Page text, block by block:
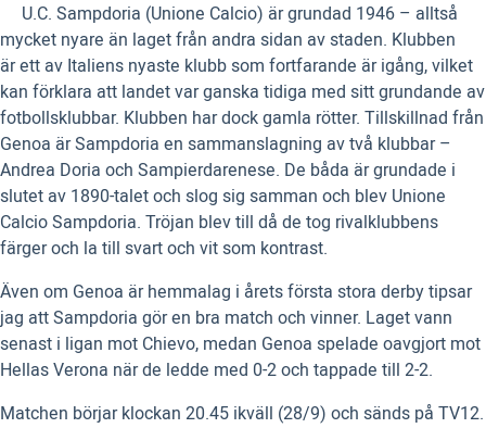
U.C. Sampdoria (Unione Calcio) är grundad 1946 – alltså
mycket nyare än laget från andra sidan av staden. Klubben
är ett av Italiens nyaste klubb som fortfarande är igång, vilket
kan förklara att landet var ganska tidiga med sitt grundande av
fotbollsklubbar. Klubben har dock gamla rötter. Tillskillnad från
Genoa är Sampdoria en sammanslagning av två klubbar –
Andrea Doria och Sampierdarenese. De båda är grundade i
slutet av 1890-talet och slog sig samman och blev Unione
Calcio Sampdoria. Tröjan blev till då de tog rivalklubbens
färger och la till svart och vit som kontrast.
Även om Genoa är hemmalag i årets första stora derby tipsar
jag att Sampdoria gör en bra match och vinner. Laget vann
senast i ligan mot Chievo, medan Genoa spelade oavgjort mot
Hellas Verona när de ledde med 0-2 och tappade till 2-2.
Matchen börjar klockan 20.45 ikväll (28/9) och sänds på TV12.